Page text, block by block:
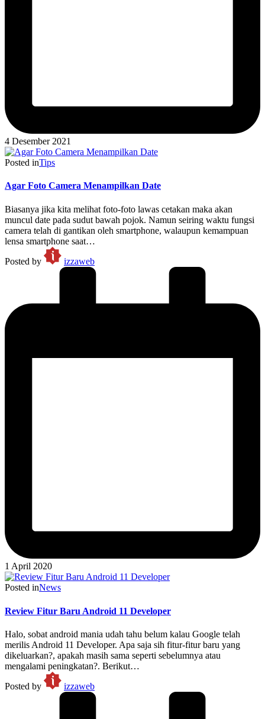
4 Desember 2021
Posted inTips
Agar Foto Camera Menampilkan Date
Biasanya jika kita melihat foto-foto lawas cetakan maka akan
muncul date pada sudut bawah pojok. Namun seiring waktu fungsi
camera telah di gantikan oleh smartphone, walaupun kemampuan
lensa smartphone saat…
Posted by
izzaweb
1 April 2020
Posted inNews
Review Fitur Baru Android 11 Developer
Halo, sobat android mania udah tahu belum kalau Google telah
merilis Android 11 Developer. Apa saja sih fitur-fitur baru yang
dikeluarkan?, apakah masih sama seperti sebelumnya atau
mengalami peningkatan?. Berikut…
Posted by
izzaweb